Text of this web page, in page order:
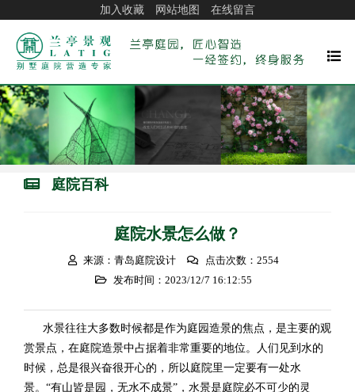
加入收藏 网站地图 在线留言
庭院百科
庭院水景怎么做？
来源：青岛庭院设计
点击次数：2554
发布时间：2023/12/7 16:12:55
水景往往大多数时候都是作为庭园造景的焦点，是主要的观
赏景点，在庭院造景中占据着非常重要的地位。人们见到水的
时候，总是很兴奋很开心的，所以庭院里一定要有一处水
景。“有山皆是园，无水不成景”，水景是庭院必不可少的灵